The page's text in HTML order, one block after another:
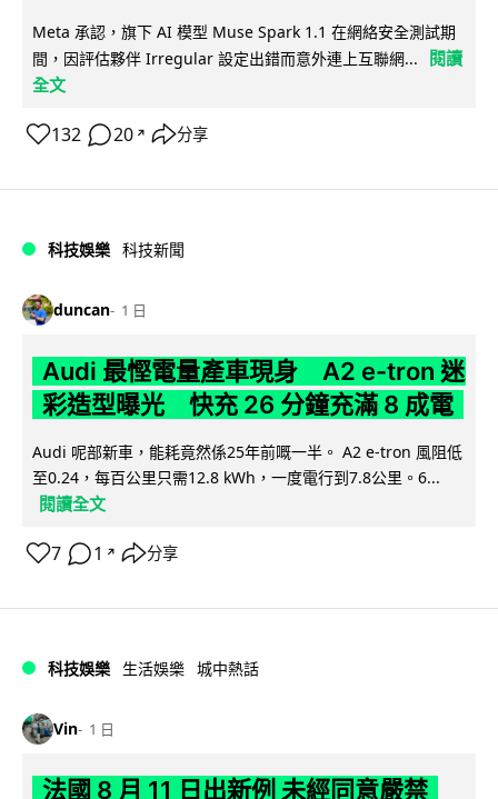
Meta 承認，旗下 AI 模型 Muse Spark 1.1 在網絡安全測試期
間，因評估夥伴 Irregular 設定出錯而意外連上互聯網...
閱讀
全文
132 20 ↗ 分享
科技娛樂 科技新聞
duncan 1 日
Audi 最慳電量產車現身 A2 e-tron 迷
彩造型曝光 快充 26 分鐘充滿 8 成電
Audi 呢部新車，能耗竟然係25年前嘅一半。 A2 e-tron 風阻低
至0.24，每百公里只需12.8 kWh，一度電行到7.8公里。6...
閱讀全文
7 1 ↗ 分享
科技娛樂 生活娛樂 城中熱話
Vin 1 日
法國 8 月 11 日出新例 未經同意嚴禁